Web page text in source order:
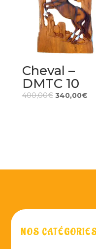
Cheval –
DMTC 10
400,00€ 340,00€
NOS